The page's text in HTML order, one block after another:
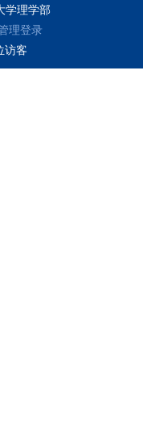
学理学部
理登录
访客